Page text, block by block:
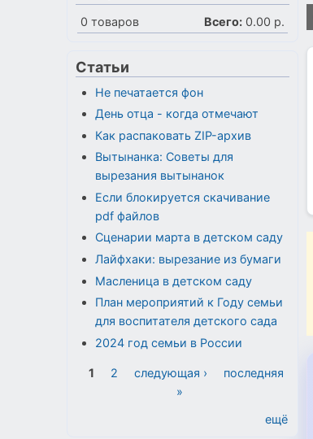
0 товаров Всего: 0.00 р.
Статьи
Не печатается фон
День отца - когда отмечают
Как распаковать ZIP-архив
Вытынанка: Советы для
вырезания вытынанок
Если блокируется скачивание
pdf файлов
Сценарии марта в детском саду
Лайфхаки: вырезание из бумаги
Масленица в детском саду
План мероприятий к Году семьи
для воспитателя детского сада
2024 год семьи в России
Страницы
1 2 следующая ›
последняя
»
ещё